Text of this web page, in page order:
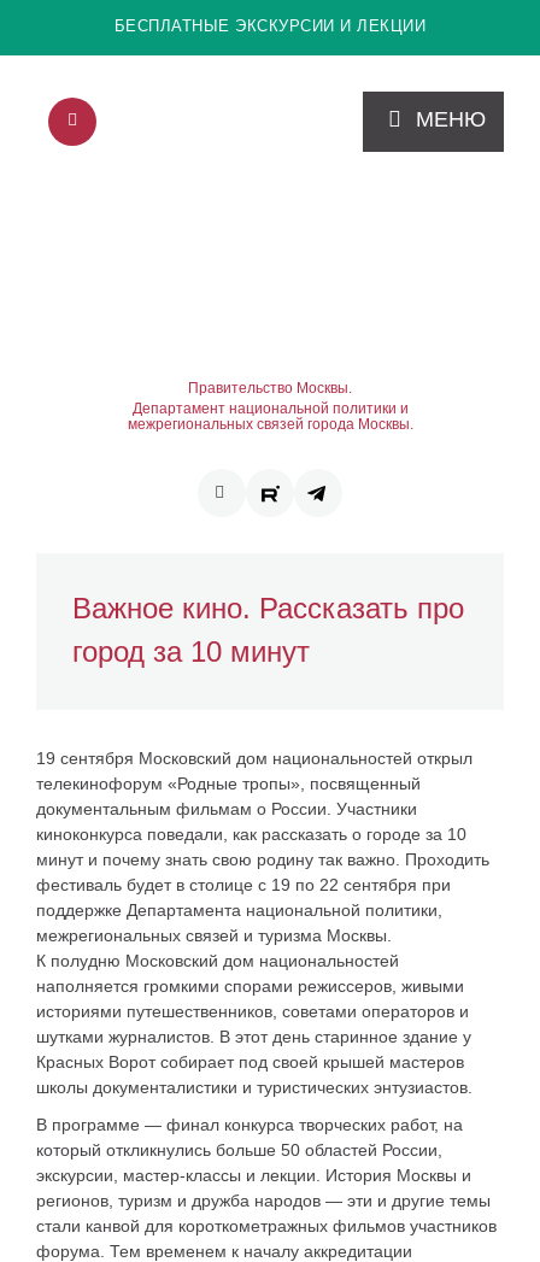
БЕСПЛАТНЫЕ ЭКСКУРСИИ И ЛЕКЦИИ
МЕНЮ
Правительство Москвы.
Департамент национальной политики и
межрегиональных связей города Москвы.
Важное кино. Рассказать про
город за 10 минут
19 сентября Московский дом национальностей открыл
телекинофорум «Родные тропы» , посвященный
документальным фильмам о России. Участники
киноконкурса поведали, как рассказать о городе за 10
минут и почему знать свою родину так важно. Проходить
фестиваль будет в столице с 19 по 22 сентября при
поддержке Департамента национальной политики,
межрегиональных связей и туризма Москвы.
К полудню Московский дом национальностей
наполняется громкими спорами режиссеров, живыми
историями путешественников, советами операторов и
шутками журналистов. В этот день старинное здание у
Красных Ворот собирает под своей крышей мастеров
школы документалистики и туристических энтузиастов.
В программе — финал конкурса творческих работ, на
который откликнулись больше 50 областей России,
экскурсии, мастер-классы и лекции. История Москвы и
регионов, туризм и дружба народов — эти и другие темы
стали канвой для короткометражных фильмов участников
форума. Тем временем к началу аккредитации